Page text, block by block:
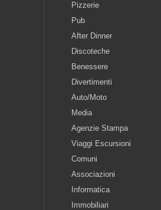
Pizzerie
Pub
After Dinner
Discoteche
Benessere
Divertimenti
Auto/Moto
Media
Agenzie Stampa
Viaggi Escursioni
Comuni
Associazioni
Informatica
Immobiliari